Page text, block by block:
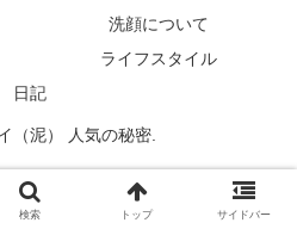
洗顔について
ライフスタイル
日記
（泥） 人気の秘密.
検索 トップ サイドバー